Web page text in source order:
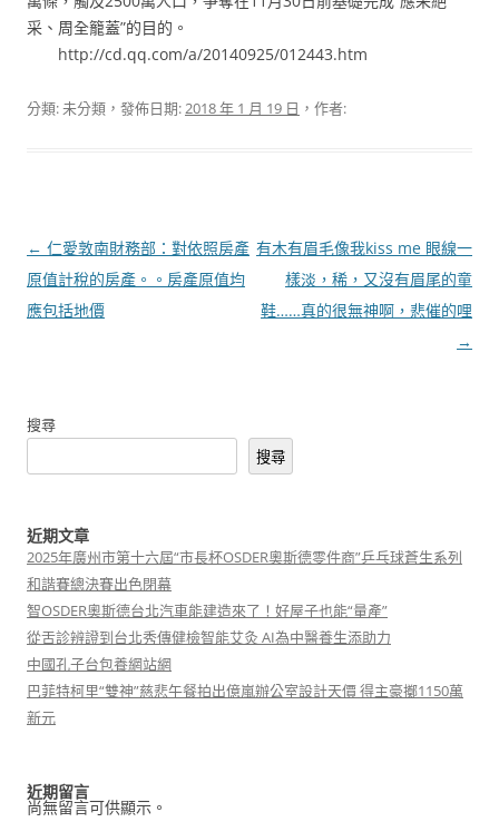
采、周全籠蓋”的目的。
http://cd.qq.com/a/20140925/012443.htm
分類: 未分類，發佈日期:2018 年 1 月 19 日 ，作者:
文
章
導
← 仁愛敦南財務部：對依照房產
原值計稅的房產。。房產原值均
應包括地價
有木有眉毛像我kiss me 眼線一
樣淡，稀，又沒有眉尾的童
鞋……真的很無神啊，悲催的哩
→
搜尋
搜尋
近期文章
2025年廣州市第十六屆“市長杯OSDER奧斯德零件商”乒乓球蒼生系列
和諧賽總決賽出色閉幕
智OSDER奧斯德台北汽車能建造來了！好屋子也能“量產”
從舌診辨證到台北秀傳健檢智能艾灸 AI為中醫養生添助力
中國孔子台包養網站網
巴菲特柯里“雙神”慈悲午餐拍出億嵐辦公室設計天價 得主豪擲1150萬
新元
近期留言
尚無留言可供顯示。